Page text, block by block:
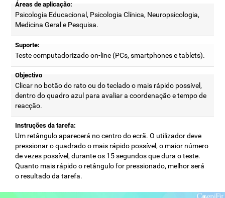
Áreas de aplicação:
Psicologia Educacional, Psicologia Clínica, Neuropsicologia,
Medicina Geral e Pesquisa.
Suporte:
Teste computadorizado on-line (PCs, smartphones e tablets).
Objectivo
Clicar no botão do rato ou do teclado o mais rápido possível,
dentro do quadro azul para avaliar a coordenação e tempo de
reacção.
Instruções da tarefa:
Um retângulo aparecerá no centro do ecrã. O utilizador deve
pressionar o quadrado o mais rápido possível, o maior número
de vezes possível, durante os 15 segundos que dura o teste.
Quanto mais rápido o retângulo for pressionado, melhor será
o resultado da tarefa.